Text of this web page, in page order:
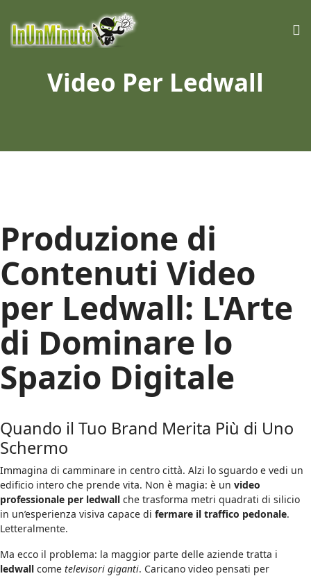
Video Per Ledwall
Produzione di
Contenuti Video
per Ledwall: L'Arte
di Dominare lo
Spazio Digitale
Quando il Tuo Brand Merita Più di Uno
Schermo
Immagina di camminare in centro città. Alzi lo sguardo e vedi un
edificio intero che prende vita. Non è magia: è un video
professionale per ledwall che trasforma metri quadrati di silicio
in un’esperienza visiva capace di fermare il traffico pedonale.
Letteralmente.
Ma ecco il problema: la maggior parte delle aziende tratta i
ledwall come televisori giganti. Caricano video pensati per